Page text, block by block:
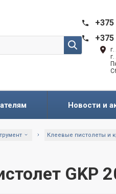
Новости и
Клеевые пистолеты и
GKP